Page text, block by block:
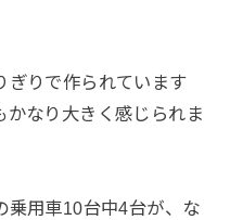
ぎりで作られています
かなり大きく感じられま
乗用車10台中4台が、な